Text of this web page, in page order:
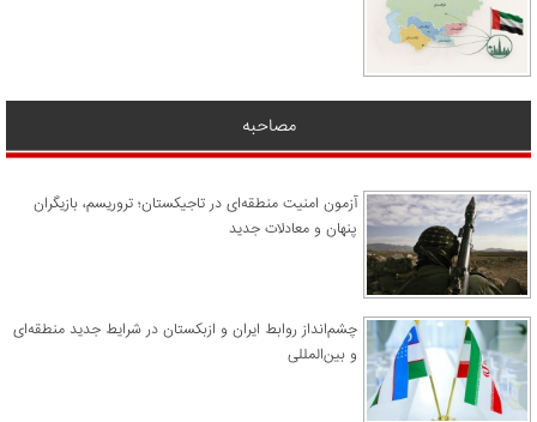
مصاحبه
آزمون امنیت منطقه‌ای در تاجیکستان؛ تروریسم، بازیگران
پنهان و معادلات جدید
چشم‌انداز روابط ایران و ازبکستان در شرایط جدید منطقه‌ای
و بین‌المللی